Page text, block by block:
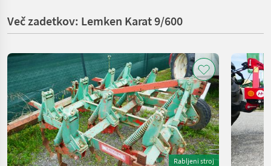
Več zadetkov: Lemken Karat 9/600
Rabljeni stroj